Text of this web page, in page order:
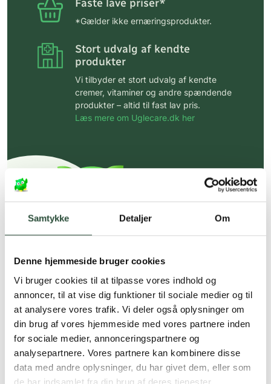
Samtykke Detaljer Om
Denne hjemmeside bruger cookies
Vi bruger cookies til at tilpasse vores indhold og
annoncer, til at vise dig funktioner til sociale medier og til
at analysere vores trafik. Vi deler også oplysninger om
din brug af vores hjemmeside med vores partnere inden
for sociale medier, annonceringspartnere og
analysepartnere. Vores partnere kan kombinere disse
data med andre oplysninger, du har givet dem, eller som
de har indsamlet fra din brug af deres tjenester.
Faste lave priser*
*Gælder ikke ernæringsprodukter.
Stort udvalg af kendte
produkter
Vi tilbyder et stort udvalg af kendte
cremer, vitaminer og andre spændende
produkter – altid til fast lav pris.
Læs mere om Uglecare.dk her